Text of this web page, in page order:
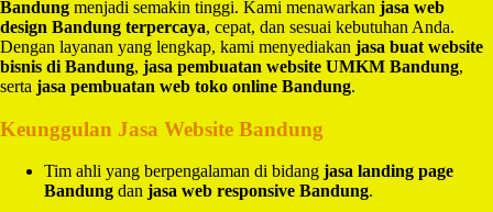
Bandung menjadi semakin tinggi. Kami menawarkan jasa web
design Bandung terpercaya, cepat, dan sesuai kebutuhan Anda.
Dengan layanan yang lengkap, kami menyediakan jasa buat website
bisnis di Bandung, jasa pembuatan website UMKM Bandung,
serta jasa pembuatan web toko online Bandung.
Keunggulan Jasa Website Bandung
Tim ahli yang berpengalaman di bidang jasa landing page
Bandung dan jasa web responsive Bandung.